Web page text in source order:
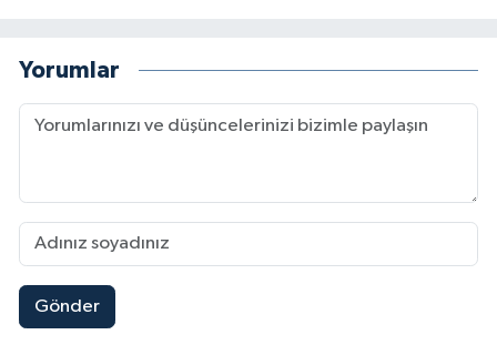
Yorumlar
Gönder